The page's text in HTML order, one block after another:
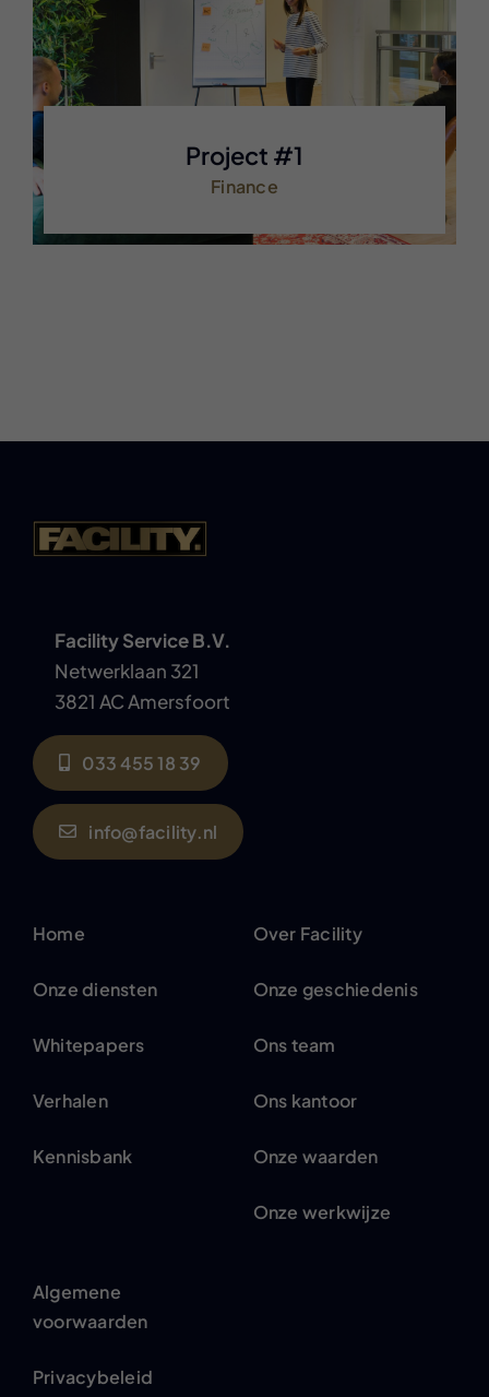
Project #1
Finance
Facility Service B.V.
Netwerklaan 321
3821 AC Amersfoort
033 455 18 39
info@facility.nl
Home
Onze diensten
Whitepapers
Verhalen
Kennisbank
Over Facility
Onze geschiedenis
Ons team
Ons kantoor
Onze waarden
Onze werkwijze
Algemene
voorwaarden
Privacybeleid